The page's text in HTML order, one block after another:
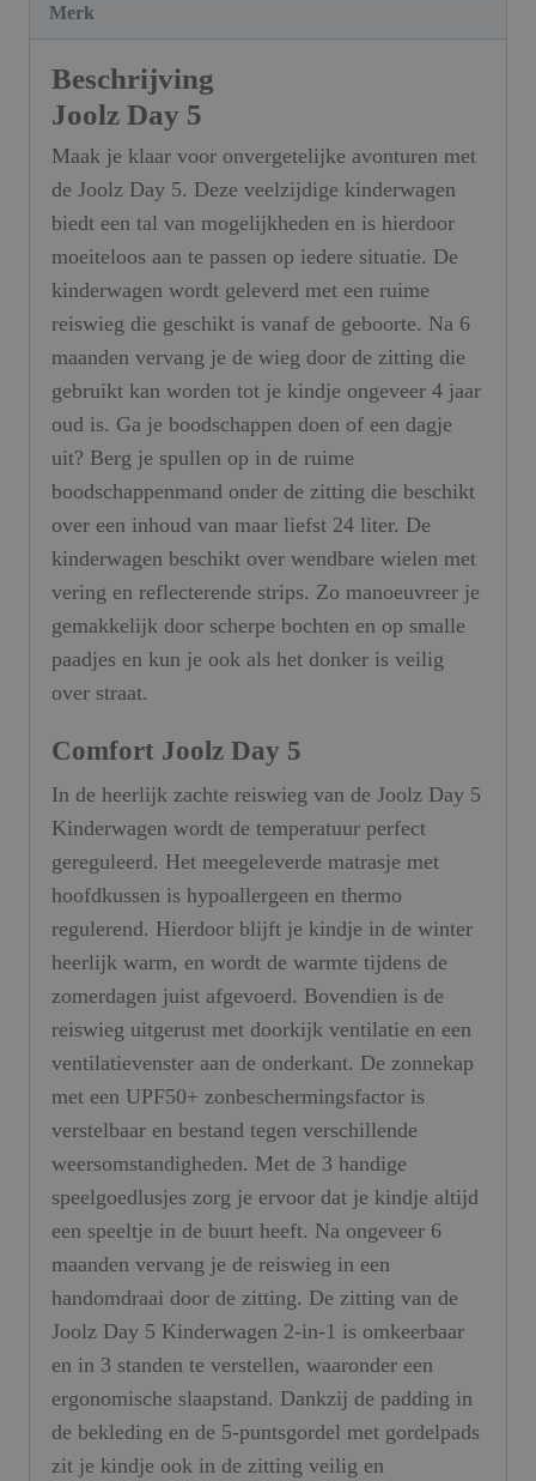
Merk
Beschrijving
Joolz Day 5
Maak je klaar voor onvergetelijke avonturen met
de Joolz Day 5. Deze veelzijdige kinderwagen
biedt een tal van mogelijkheden en is hierdoor
moeiteloos aan te passen op iedere situatie. De
kinderwagen wordt geleverd met een ruime
reiswieg die geschikt is vanaf de geboorte. Na 6
maanden vervang je de wieg door de zitting die
gebruikt kan worden tot je kindje ongeveer 4 jaar
oud is. Ga je boodschappen doen of een dagje
uit? Berg je spullen op in de ruime
boodschappenmand onder de zitting die beschikt
over een inhoud van maar liefst 24 liter. De
kinderwagen beschikt over wendbare wielen met
vering en reflecterende strips. Zo manoeuvreer je
gemakkelijk door scherpe bochten en op smalle
paadjes en kun je ook als het donker is veilig
over straat.
Comfort Joolz Day 5
In de heerlijk zachte reiswieg van de Joolz Day 5
Kinderwagen wordt de temperatuur perfect
gereguleerd. Het meegeleverde matrasje met
hoofdkussen is hypoallergeen en thermo
regulerend. Hierdoor blijft je kindje in de winter
heerlijk warm, en wordt de warmte tijdens de
zomerdagen juist afgevoerd. Bovendien is de
reiswieg uitgerust met doorkijk ventilatie en een
ventilatievenster aan de onderkant. De zonnekap
met een UPF50+ zonbeschermingsfactor is
verstelbaar en bestand tegen verschillende
weersomstandigheden. Met de 3 handige
speelgoedlusjes zorg je ervoor dat je kindje altijd
een speeltje in de buurt heeft. Na ongeveer 6
maanden vervang je de reiswieg in een
handomdraai door de zitting. De zitting van de
Joolz Day 5 Kinderwagen 2-in-1 is omkeerbaar
en in 3 standen te verstellen, waaronder een
ergonomische slaapstand. Dankzij de padding in
de bekleding en de 5-puntsgordel met gordelpads
zit je kindje ook in de zitting veilig en